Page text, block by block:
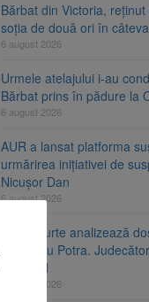
Bărbat din Victoria,
soția de două ori în
6 august 2026
Urmele atelajului i-au
Bărbat prins în pădure la
6 august 2026
AUR a lansat platforma
urmărirea inițiativei de
Nicușor Dan
6 august 2026
Înalta Curte analizează
și Horațiu Potra.
procesul
6 august 2026